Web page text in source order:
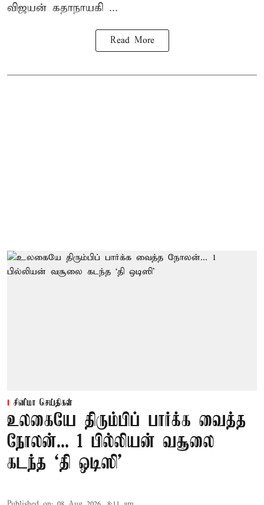
விஜயன் கதாநாயகி ...
Read More
சினிமா செய்திகள்
உலகையே திரும்பிப் பார்க்க வைத்த
நோலன்... 1 பில்லியன் வசூலை
கடந்த ‘தி ஒடிஸி’